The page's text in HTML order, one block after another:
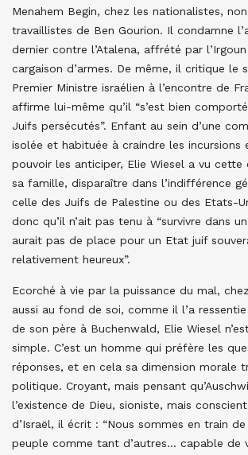
Menahem Begin, chez les nationalistes,
travaillistes de Ben Gourion. Il condamne
dernier contre l’Atalena, affrété par
cargaison d’armes. De même, il critique le
Premier Ministre israélien à l’encontre de
affirme lui-même qu’il “s’est bien
Juifs persécutés”. Enfant au sein d’une
isolée et habituée à craindre les incursions
pouvoir les anticiper, Elie Wiesel a vu
sa famille, disparaître dans l’indifférence
celle des Juifs de Palestine ou des Etats-
donc qu’il n’ait pas tenu à “survivre dans
aurait pas de place pour un Etat juif
relativement heureux”.
Ecorché à vie par la puissance du mal,
aussi au fond de soi, comme il l’a
de son père à Buchenwald, Elie Wiesel
simple. C’est un homme qui préfère les
réponses, et en cela sa dimension morale
politique. Croyant, mais pensant
l’existence de Dieu, sioniste, mais
d’Israël, il écrit : “Nous sommes en train de
peuple comme tant d’autres… capable de